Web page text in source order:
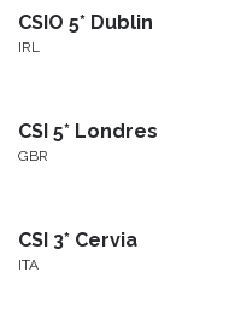
CSIO 5* Dublin
IRL
CSI 5* Londres
GBR
CSI 3* Cervia
ITA